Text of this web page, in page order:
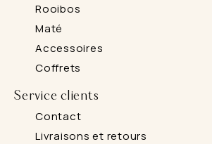
Rooibos
Maté
Accessoires
Coffrets
Service clients
Contact
Livraisons et retours